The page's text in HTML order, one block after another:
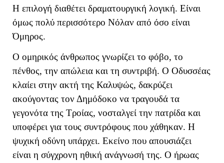
Η επιλογή διαθέτει δραματουργική λογική. Είναι
όμως πολύ περισσότερο Νόλαν από όσο είναι
Όμηρος.
Ο ομηρικός άνθρωπος γνωρίζει το φόβο, το
πένθος, την απώλεια και τη συντριβή. Ο Οδυσσέας
κλαίει στην ακτή της Καλυψώς, δακρύζει
ακούγοντας τον Δημόδοκο να τραγουδά τα
γεγονότα της Τροίας, νοσταλγεί την πατρίδα και
υποφέρει για τους συντρόφους που χάθηκαν. Η
ψυχική οδύνη υπάρχει. Εκείνο που απουσιάζει
είναι η σύγχρονη ηθική ανάγνωσή της. Ο ήρωας